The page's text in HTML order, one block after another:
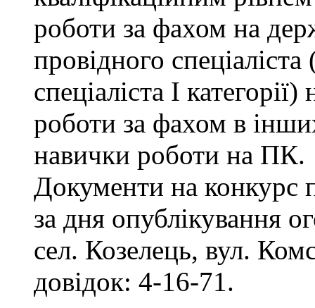
роботи за фахом на
провідного спеціаліста
спеціаліста І
роботи за фахом в
навички роботи на ПК.
Документи на конкурс
за дня опублікування
сел. Козелець, вул.
довідок: 4-16-71.